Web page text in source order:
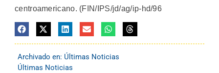
centroamericano. (FIN/IPS/jd/ag/ip-hd/96
Archivado en: Últimas Noticias
Últimas Noticias